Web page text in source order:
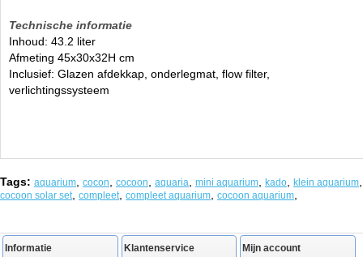
Technische informatie
Inhoud: 43.2 liter
Afmeting 45x30x32H cm
Inclusief: Glazen afdekkap, onderlegmat, flow filter,
verlichtingssysteem
Tags: aquarium cocon cocoon aquaria mini aquarium kado klein aquarium
cocoon solar set compleet compleet aquarium cocoon aquarium
Informatie Klantenservice Mijn account